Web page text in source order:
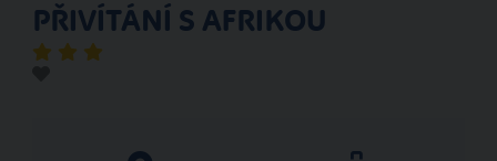
PŘIVÍTÁNÍ S AFRIKOU